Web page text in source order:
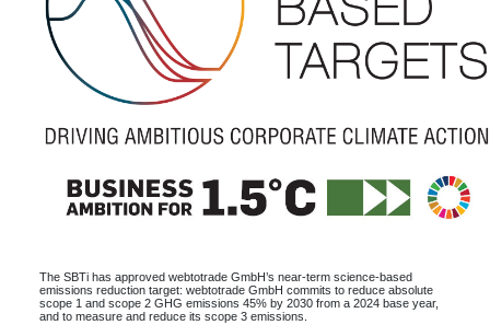
The SBTi has approved webtotrade GmbH’s near-term science-based
emissions reduction target: webtotrade GmbH commits to reduce absolute
scope 1 and scope 2 GHG emissions 45% by 2030 from a 2024 base year,
and to measure and reduce its scope 3 emissions.